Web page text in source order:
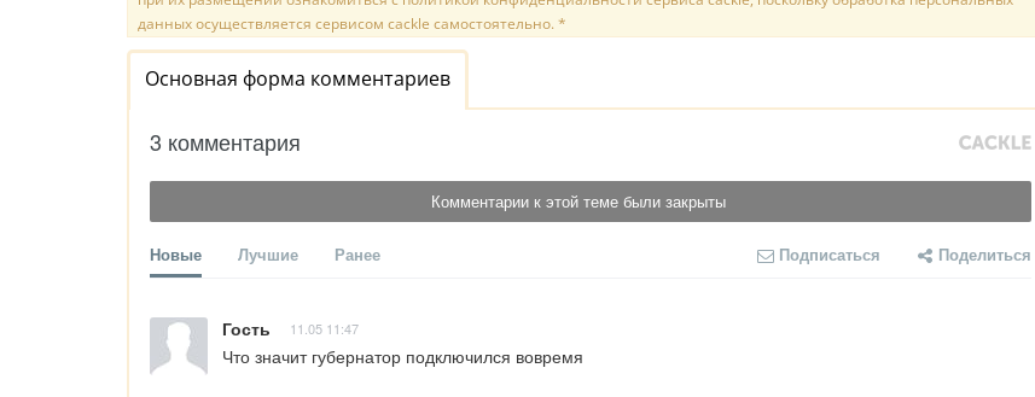
данных осуществляется сервисом cackle самостоятельно. *
Основная форма комментариев
3 комментария
Комментарии к этой теме были закрыты
Новые Лучшие Ранее Подписаться Поделиться
Гость 11.05 11:47
Что значит губернатор подключился вовремя